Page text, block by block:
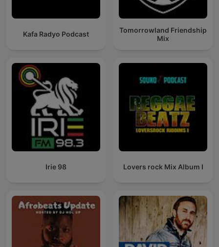
Kafa Radyo Podcast
Tomorrowland Friendship
Mix
Irie 98 Lovers rock Mix Album I